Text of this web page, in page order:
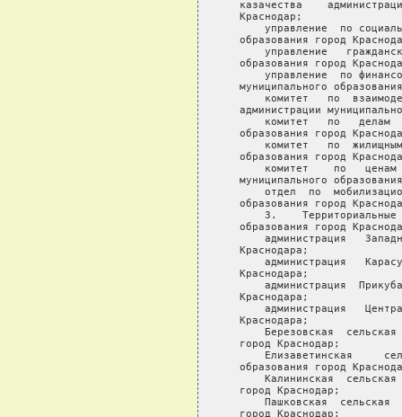
казачества
   Краснодар;
управление  по
образования город
управление
образования город
управление  по
муниципального
комитет   по
администрации
комитет   по   делам
образования город
комитет   по
образования город
комитет    по
муниципального
отдел  по
образования город
3.
образования город
администрация
   Краснодара;
администрация
   Краснодара;
администрация
   Краснодара;
администрация
   Краснодара;
Березовская
   город Краснодар;
Елизаветинская
образования город
Калининская
   город Краснодар;
Пашковская  сельская
   город Краснодар;